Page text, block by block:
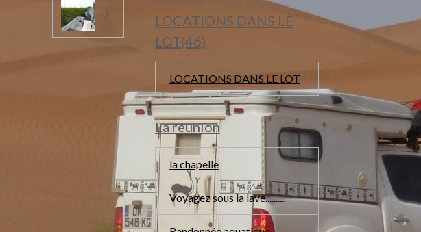
LOCATIONS DANS LE
LOT(46)
LOCATIONS DANS LE LOT
La réunion
la chapelle
Voyagez sous la lave..........